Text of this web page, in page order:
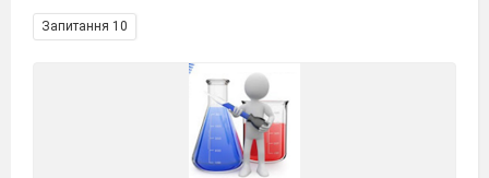
Запитання 10